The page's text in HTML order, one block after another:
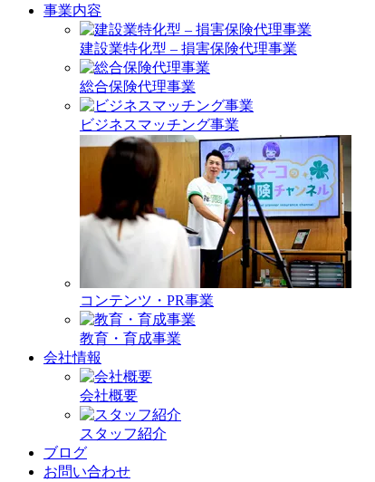
事業内容
建設業特化型 – 損害保険代理事業
総合保険代理事業
ビジネスマッチング事業
コンテンツ・PR事業
教育・育成事業
会社情報
会社概要
スタッフ紹介
ブログ
お問い合わせ